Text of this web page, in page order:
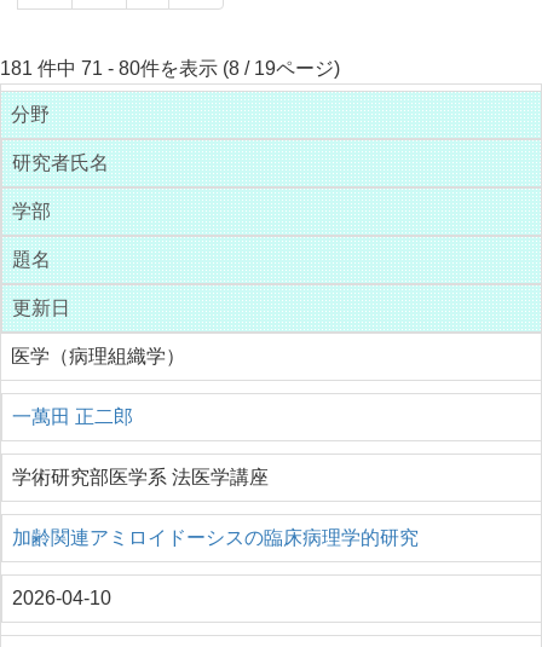
181 件中 71 - 80件を表示 (8 / 19ページ)
分野
研究者氏名
学部
題名
更新日
医学（病理組織学）
一萬田 正二郎
学術研究部医学系 法医学講座
加齢関連アミロイドーシスの臨床病理学的研究
2026-04-10